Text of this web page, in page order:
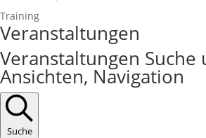
Training
Veranstaltungen
Veranstaltungen Suche
Ansichten, Navigation
Suche